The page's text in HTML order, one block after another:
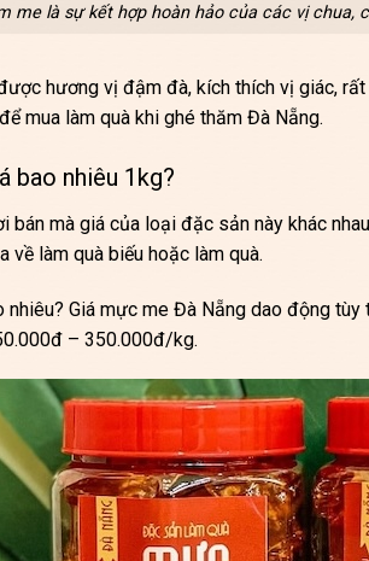
me là sự kết hợp hoàn hảo của các vị chua,
hương vị đậm đà, kích thích vị giác,
mua làm quà khi ghé thăm Đà Nẵng.
bao nhiêu 1kg?
bán mà giá của loại đặc sản này khác
về làm quà biếu hoặc làm quà.
Giá mực me Đà Nẵng dao động tùy
– 350.000đ/kg.